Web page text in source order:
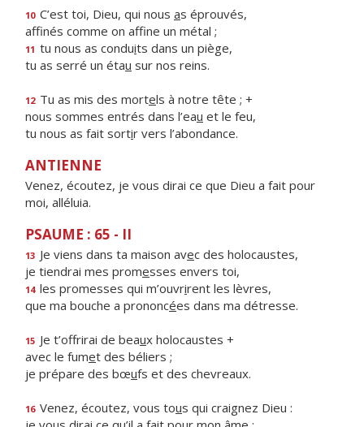
10 C’est toi, Dieu, qui nous as éprouvés,
affinés comme on affne un métal ;
11 tu nous as conduits dans un piège,
tu as serré un étau sur nos reins.
12 Tu as mis des mortels à notre tête ; +
nous sommes entrés dans l’eau et le feu,
tu nous as fait sortir vers l’abondance.
ANTIENNE
Venez, écoutez, je vous dirai ce que Dieu a fait pour
moi, alléluia.
PSAUME : 65 - II
13 Je viens dans ta maison avec des holocaustes,
je tiendrai mes promesses envers toi,
14 les promesses qui m’ouvrirent les lèvres,
que ma bouche a prononcées dans ma détresse.
15 Je t’offrirai de beaux holocaustes +
avec le fumet des béliers ;
je prépare des bœufs et des chevreaux.
16 Venez, écoutez, vous tous qui craignez Dieu :